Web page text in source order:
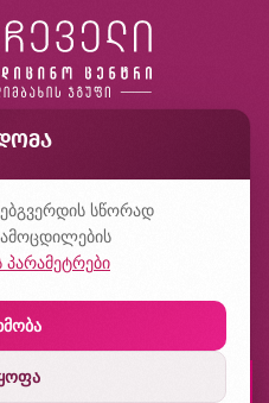
კითხვები
პოლიტიკა
სწორად
პარამეტრები